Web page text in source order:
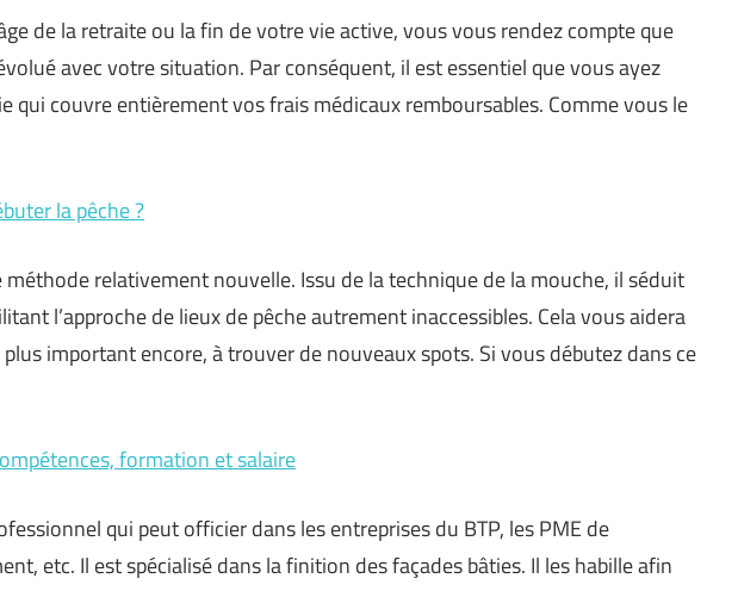
de la retraite ou la fin de votre vie active, vous vous rendez compte que
avec votre situation. Par conséquent, il est essentiel que vous ayez
qui couvre entièrement vos frais médicaux remboursables. Comme vous le
la pêche ?
relativement nouvelle. Issu de la technique de la mouche, il séduit
l’approche de lieux de pêche autrement inaccessibles. Cela vous aidera
important encore, à trouver de nouveaux spots. Si vous débutez dans ce
formation et salaire
qui peut officier dans les entreprises du BTP, les PME de
etc. Il est spécialisé dans la finition des façades bâties. Il les habille afin